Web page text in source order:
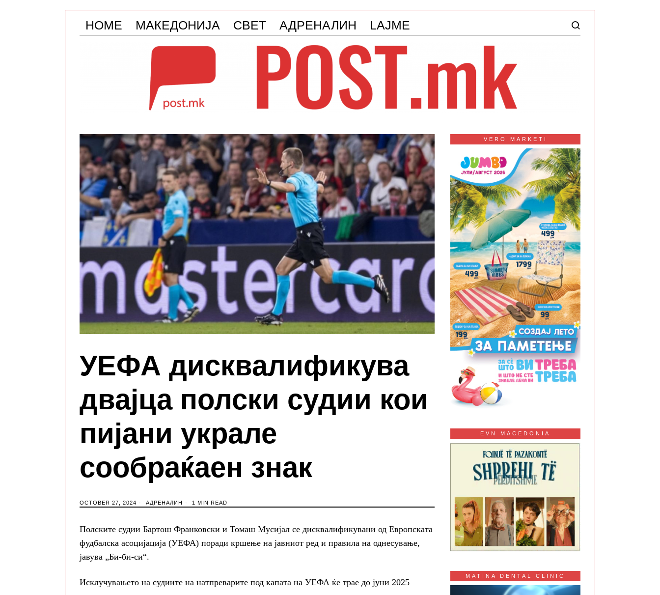
HOME МАКЕДОНИЈА СВЕТ АДРЕНАЛИН LAJME
УЕФА дисквалификува
двајца полски судии кои
пијани украле
сообраќаен знак
OCTOBER 27, 2024 АДРЕНАЛИН 1 MIN READ
Полските судии Бартош Франковски и Томаш Мусијал се дисквалификувани од Европската
фудбалска асоцијација (УЕФА) поради кршење на јавниот ред и правила на однесување,
јавува „Би-би-си“.
Исклучувањето на судиите на натпреварите под капата на УЕФА ќе трае до јуни 2025
VERO MARKETI
EVN MACEDONIA
MATINA DENTAL CLINIC